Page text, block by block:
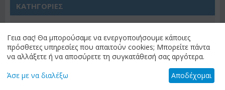
ΚΑΤΗΓΟΡΙΕΣ
ΠΡΟΣΦΟΡΕΣ ΕΒΔΟΜΑΔΟΣ
Γεια σας! Θα μπορούσαμε να ενεργοποιήσουμε κάποιες
πρόσθετες υπηρεσίες που απαιτούν cookies; Μπορείτε πάντα
να αλλάξετε ή να αποσύρετε τη συγκατάθεσή σας αργότερα.
Άσε με να διαλέξω Αποδέχομαι